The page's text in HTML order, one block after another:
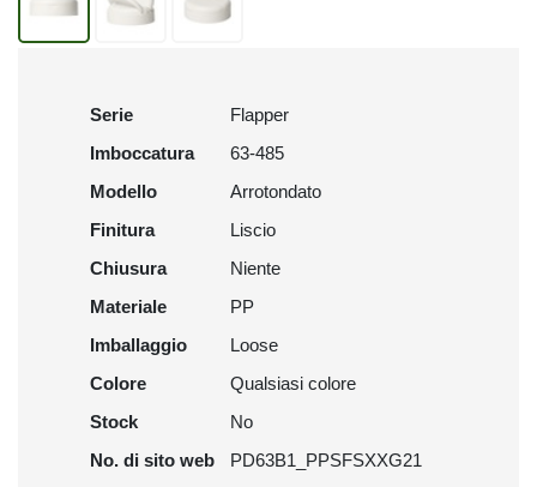
Serie
Flapper
Imboccatura
63-485
Modello
Arrotondato
Finitura
Liscio
Chiusura
Niente
Materiale
PP
Imballaggio
Loose
Colore
Qualsiasi colore
Stock
No
No. di sito web
PD63B1_PPSFSXXG21